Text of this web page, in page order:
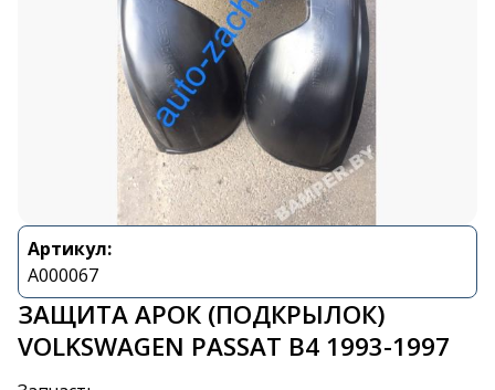
Артикул:
A000067
ЗАЩИТА АРОК (ПОДКРЫЛОК)
VOLKSWAGEN PASSAT B4 1993-1997